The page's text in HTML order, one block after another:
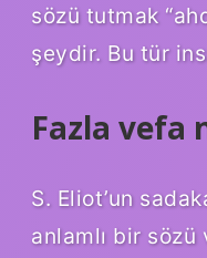
sözü tutmak
şeydir. Bu tür
Fazla vefa
S. Eliot’un
anlamlı bir sözü